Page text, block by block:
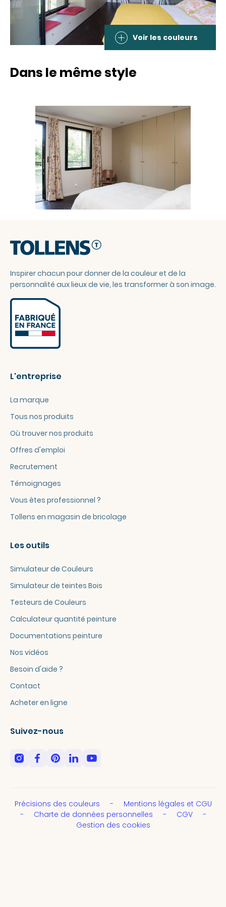
Voir les couleurs
Dans le même style
Inspirer chacun pour donner de la couleur et de la
personnalité aux lieux de vie, les transformer à son image.
L'entreprise
La marque
Tous nos produits
Où trouver nos produits
Offres d'emploi
Recrutement
Témoignages
Vous êtes professionnel ?
Tollens en magasin de bricolage
Les outils
Simulateur de Couleurs
Simulateur de teintes Bois
Testeurs de Couleurs
Calculateur quantité peinture
Documentations peinture
Nos vidéos
Besoin d'aide ?
Contact
Acheter en ligne
Suivez-nous
Précisions des couleurs
Mentions légales et CGU
Charte de données personnelles
CGV
Gestion des cookies